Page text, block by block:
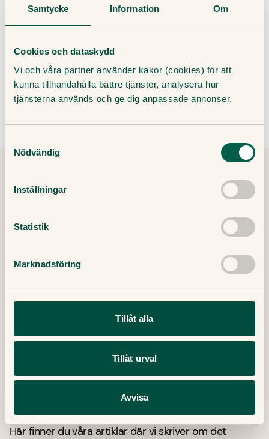
Samtycke Information Om
Cookies och dataskydd
Vi och våra partner använder kakor (cookies) för att
kunna tillhandahålla bättre tjänster, analysera hur
tjänsterna används och ge dig anpassade annonser.
Nödvändig
Inställningar
Statistik
Marknadsföring
Tillåt alla
Tillåt urval
Avvisa
sekretesspolicy, samt att ta emot e-post som innehåller marknadsföring
från Doktor.se.
Tipsa och dela artikeln Kopiera länk
Ewa Lundborg
Filip Saxena Leg läkare, specialist i allmänmedicin
Publicerat datum:
Senaste artiklar
Här finner du våra artiklar där vi skriver om det